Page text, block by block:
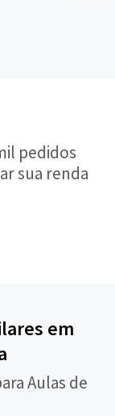
pedidos
sua renda
em
Aulas de